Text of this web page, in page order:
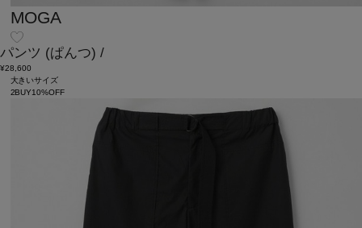
MOGA
パンツ (ぱんつ) /
¥28,600
大きいサイズ
2BUY10%OFF